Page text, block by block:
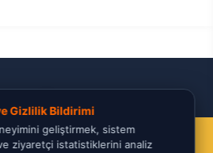
Taşkömürü Kurumu
🔍
Gizlilik Bildirimi
geliştirmek, sistem
ziyaretçi istatistiklerini analiz